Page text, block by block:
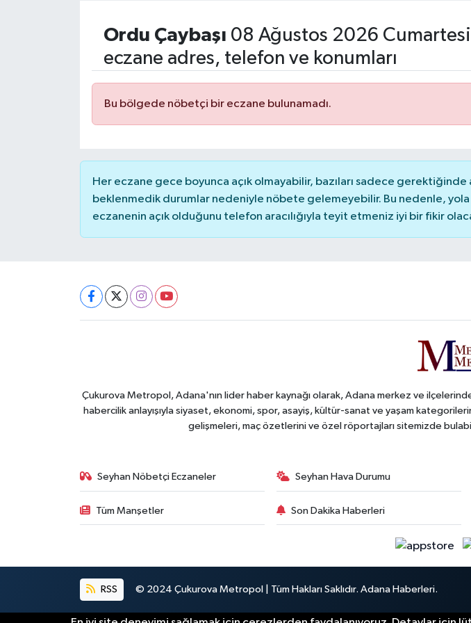
Ordu Çaybaşı 08 Ağustos 2026
eczane adres, telefon ve konumları
Bu bölgede nöbetçi bir eczane bulunamadı.
Her eczane gece boyunca açık olmayabilir, bazıları sadece gerektiğinde
beklenmedik durumlar nedeniyle nöbete gelemeyebilir. Bu nedenle, yola
eczanenin açık olduğunu telefon aracılığıyla teyit etmeniz iyi bir fikir
Çukurova Metropol, Adana'nın lider haber kaynağı olarak, Adana merkez ve
habercilik anlayışıyla siyaset, ekonomi, spor, asayiş, kültür-sanat ve yaşam
gelişmeleri, maç özetlerini ve özel röportajları sitemizde
Seyhan Nöbetçi Eczaneler Seyhan Hava Durumu
Tüm Manşetler Son Dakika Haberleri
RSS © 2024 Çukurova Metropol | Tüm Hakları Saklıdır. Adana Haberleri.